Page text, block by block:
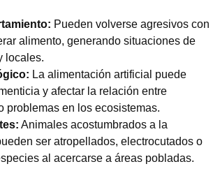
Pueden volverse agresivos con
alimento, generando situaciones de
locales.
La alimentación artificial puede
y afectar la relación entre
problemas en los ecosistemas.
Animales acostumbrados a la
ser atropellados, electrocutados o
al acercarse a áreas pobladas.